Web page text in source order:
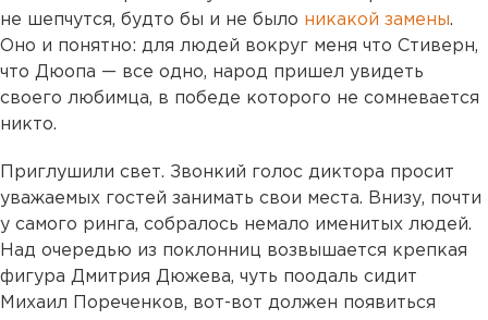
не шепчутся, будто бы и не было никакой замены.
Оно и понятно: для людей вокруг меня что Стиверн,
что Дюопа — все одно, народ пришел увидеть
своего любимца, в победе которого не сомневается
никто.
Приглушили свет. Звонкий голос диктора просит
уважаемых гостей занимать свои места. Внизу, почти
у самого ринга, собралось немало именитых людей.
Над очередью из поклонниц возвышается крепкая
фигура Дмитрия Дюжева, чуть поодаль сидит
Михаил Пореченков, вот-вот должен появиться